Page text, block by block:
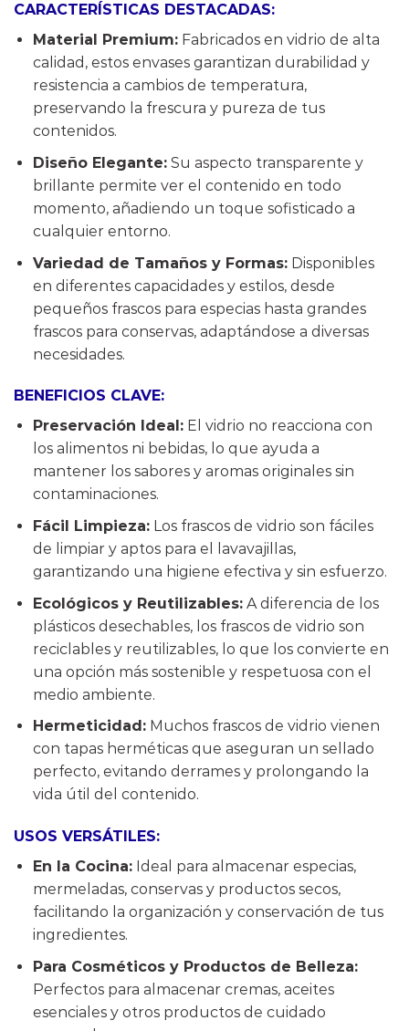
CARACTERÍSTICAS DESTACADAS:
Material Premium:Fabricados en vidrio de alta
calidad, estos envases garantizan durabilidad y
resistencia a cambios de temperatura,
preservando la frescura y pureza de tus
contenidos.
Diseño Elegante:Su aspecto transparente y
brillante permite ver el contenido en todo
momento, añadiendo un toque sofisticado a
cualquier entorno.
Variedad de Tamaños y Formas:Disponibles
en diferentes capacidades y estilos, desde
pequeños frascos para especias hasta grandes
frascos para conservas, adaptándose a diversas
necesidades.
BENEFICIOS CLAVE:
Preservación Ideal:El vidrio no reacciona con
los alimentos ni bebidas, lo que ayuda a
mantener los sabores y aromas originales sin
contaminaciones.
Fácil Limpieza:Los frascos de vidrio son fáciles
de limpiar y aptos para el lavavajillas,
garantizando una higiene efectiva y sin esfuerzo.
Ecológicos y Reutilizables:A diferencia de los
plásticos desechables, los frascos de vidrio son
reciclables y reutilizables, lo que los convierte en
una opción más sostenible y respetuosa con el
medio ambiente.
Hermeticidad:Muchos frascos de vidrio vienen
con tapas herméticas que aseguran un sellado
perfecto, evitando derrames y prolongando la
vida útil del contenido.
USOS VERSÁTILES:
En la Cocina:Ideal para almacenar especias,
mermeladas, conservas y productos secos,
facilitando la organización y conservación de tus
ingredientes.
Para Cosméticos y Productos de Belleza:
Perfectos para almacenar cremas, aceites
esenciales y otros productos de cuidado